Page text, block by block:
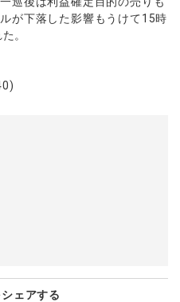
が下落した影響もうけて15時
。
ェアする